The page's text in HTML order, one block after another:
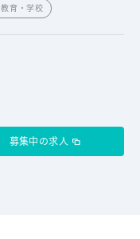
教育・学校
募集中の求人